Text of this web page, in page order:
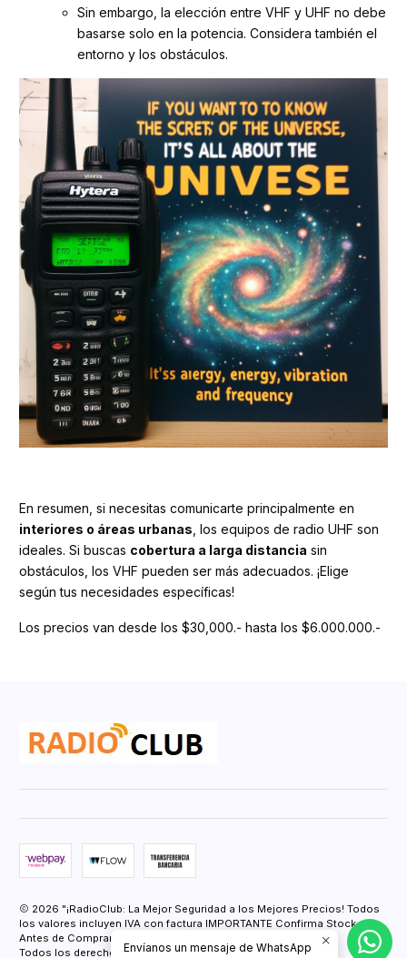
Sin embargo, la elección entre VHF y UHF no debe
basarse solo en la potencia. Considera también el
entorno y los obstáculos.
En resumen, si necesitas comunicarte principalmente en
interiores o áreas urbanas , los equipos de radio UHF son
ideales. Si buscas cobertura a larga distancia sin
obstáculos, los VHF pueden ser más adecuados. ¡Elige
según tus necesidades específicas!
Los precios van desde los $30,000.- hasta los $6.000.000.-
2026 "¡RadioClub: La Mejor Seguridad a los Mejores Precios! Todos
los valores incluyen IVA con factura IMPORTANTE Confirma Stock
Antes de Comprar.".
Todos los derechos reservados. Desarrollado por Jumpseller
Envíanos un mensaje de WhatsApp